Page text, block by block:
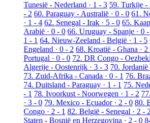
Tunesië - Nederland · 1 - 3 59. Turkije -
- 2 60. Paraguay - Australië · 0 - 0 61.
· 1 - 4 62. Senegal - Irak · 5 - 0 65.
Arabië · 0 - 0 66. Uruguay - Spanje · 0 -
1 - 1 64. Nieuw-Zeeland - België · 1 - 5
Engeland · 0 - 2 68. Kroatië - Ghana · 2
Portugal · 0 - 0 72. DR Congo -
Algerije - Oostenrijk · 3 - 3 70.
73. Zuid-Afrika - Canada · 0 - 1 76.
74. Duitsland - Paraguay · 1 - 1 75.
- 1 78. Ivoorkust - Noorwegen · 1 - 2
· 3 - 0 79. Mexico - Ecuador · 2 - 0 80.
Congo · 2 - 1 82. België - Senegal · 2 - 2
Staten - Bosnië en Herzegovina · 2 - 0